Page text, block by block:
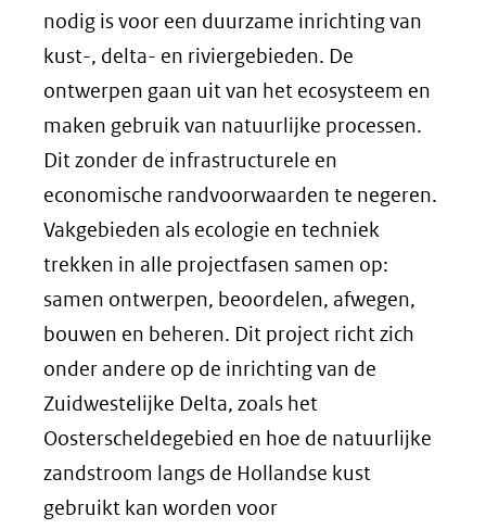
nodig is voor een duurzame inrichting van
kust-, delta- en riviergebieden. De
ontwerpen gaan uit van het ecosysteem en
maken gebruik van natuurlijke processen.
Dit zonder de infrastructurele en
economische randvoorwaarden te negeren.
Vakgebieden als ecologie en techniek
trekken in alle projectfasen samen op:
samen ontwerpen, beoordelen, afwegen,
bouwen en beheren. Dit project richt zich
onder andere op de inrichting van de
Zuidwestelijke Delta, zoals het
Oosterscheldegebied en hoe de natuurlijke
zandstroom langs de Hollandse kust
gebruikt kan worden voor